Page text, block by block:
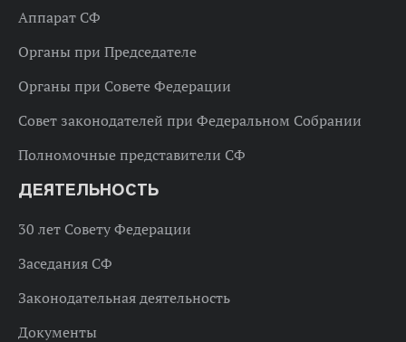
Аппарат СФ
Органы при Председателе
Органы при Совете Федерации
Совет законодателей при Федеральном Собрании
Полномочные представители СФ
ДЕЯТЕЛЬНОСТЬ
30 лет Совету Федерации
Заседания СФ
Законодательная деятельность
Документы